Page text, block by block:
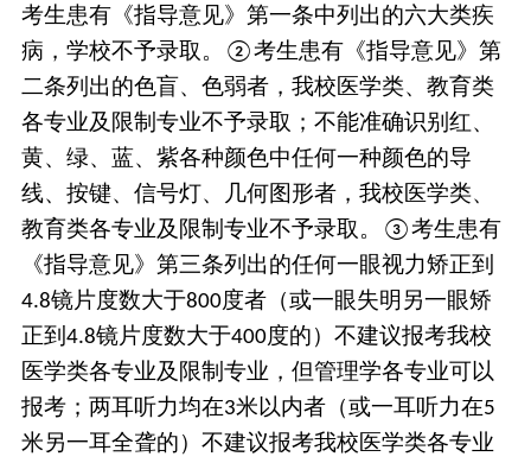
考生患有《指导意见》第一条中列出的六大类疾
病，学校不予录取。
②考生患有《指导意见》第
二条列出的色盲、色弱者，我校医学类、教育类
各专业及限制专业不予录取；不能准确识别红、
黄、绿、 蓝、紫各种颜色中任何一种颜色的导
线、按键、信号灯、几何图形者，我校医学类、
教育类各专业及限制专业不予录取。
③考生患有
《指导意见》第三条列出的任何一眼视力矫正到
4.8镜片度数大于800度者（或一眼失明另一眼矫
正到 4.8镜片度数大于400度的）不建议报考我校
医学类各专业及限制专业 ， 但管理学各专业可以
报考；两耳听力均在3米以内者（或一耳听力在5
米另一耳全聋的）不建议报考我校医学类各专业